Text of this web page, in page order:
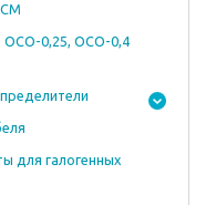
ОСО-0,25, ОСО-0,4
для галогенных